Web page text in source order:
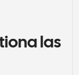
llamadas
y
las